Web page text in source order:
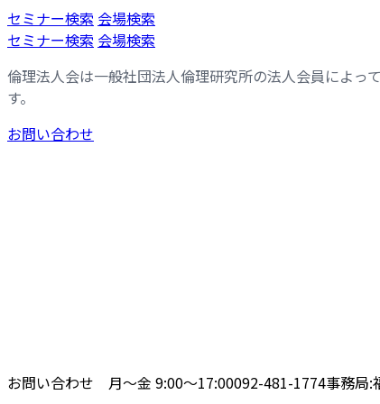
コ
ン
ン
ツ
へ
ス
ナ
ビ
ー
シ
ョ
ン
セミナー検索 会場検索
セミナー検索 会場検索
倫理法人会は一般社団法人倫理研究所の法人会員によっ
す。
お問い合わせ
お問い合わせ 月〜金 9:00〜17:00092-481-1774事務局: